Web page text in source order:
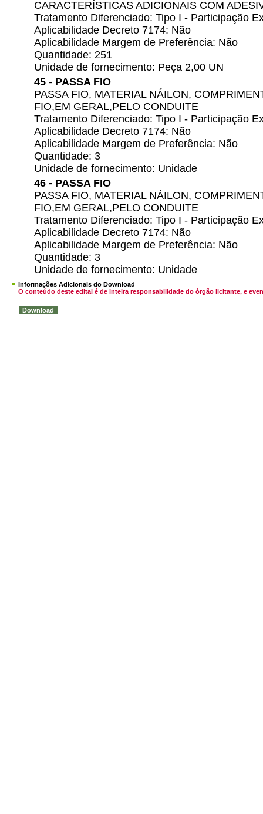
CARACTERÍSTICAS ADICIONAIS COM
Tratamento Diferenciado: Tipo I - Participação
Aplicabilidade Decreto 7174: Não
Aplicabilidade Margem de Preferência: Não
Quantidade: 251
Unidade de fornecimento: Peça 2,00 UN
45 - PASSA FIO
PASSA FIO, MATERIAL NÁILON,
FIO,EM GERAL,PELO CONDUITE
Tratamento Diferenciado: Tipo I - Participação
Aplicabilidade Decreto 7174: Não
Aplicabilidade Margem de Preferência: Não
Quantidade: 3
Unidade de fornecimento: Unidade
46 - PASSA FIO
PASSA FIO, MATERIAL NÁILON,
FIO,EM GERAL,PELO CONDUITE
Tratamento Diferenciado: Tipo I - Participação
Aplicabilidade Decreto 7174: Não
Aplicabilidade Margem de Preferência: Não
Quantidade: 3
Unidade de fornecimento: Unidade
Informações Adicionais do Download
O conteúdo deste edital é de inteira responsabilidade do órgão licitante, e